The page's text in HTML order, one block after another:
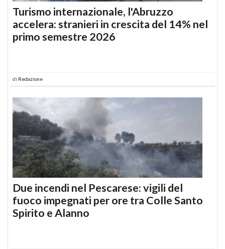
Turismo internazionale, l'Abruzzo
accelera: stranieri in crescita del 14% nel
primo semestre 2026
di Redazione
Due incendi nel Pescarese: vigili del
fuoco impegnati per ore tra Colle Santo
Spirito e Alanno